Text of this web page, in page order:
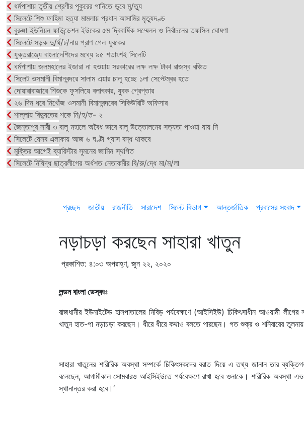
ধর্মপাশায় তৃতীয় শ্রেণীর পুকুরের পানিতে ডুবে মৃ/ত্যু
সিলেটে শিশু ফাহিমা হত্যা মামলায় প্রধান আসামির মৃত্যুদণ্ড
বুরুঙ্গা ইউনিয়ন ফাউন্ডেশন ইউকের ৫ম দ্বিবার্ষিক সম্মেলন ও নির্বাচনের তফসিল ঘোষণা
সিলেটে সড়ক দু/র্ঘ/ট/নায় প্রাণ গেল যুবকের
যুক্তরাজ্যে বাংলাদেশিদের মধ্যে ৯৫ শতাংশই সিলেটি
ধর্মপাশায় জলমহালের ইজারা না হওয়ায় সরকারের লক্ষ লক্ষ টাকা রাজস্ব বঞ্চিত
সিলেট ওসমানী বিমানবন্দরে সালাম এয়ার চালু হচ্ছে ১লা সেপ্টেম্বর হতে
দোয়ারাবাজারে শিশুকে ফুসলিয়ে বলাৎকার, যুবক গ্রেপ্তার
২৬ দিন ধরে নিখোঁজ ওসমানী বিমানবন্দরের সিকিউরিটি অফিসার
শাল্লায় বিদ্যুতের শকে নি/হ/ত- ২
জৈন্তাপুর সারী ৩ বালু মহালে অবৈধ ভাবে বালু উত্তোলনের সত্যতা পাওয়া যায় নি
সিলেটে যেসব এলাকায় আজ ৬ ঘণ্টা গ্যাস বন্ধ থাকবে
মুক্তির আগেই ব্যারিস্টার সুমনের জামিন স্থগিত
সিলেটে নিষিদ্ধ ছাত্রলীগের অর্ধশত নেতাকর্মীর বি/রু/দ্ধে মা/ম/লা
প্রচ্ছদ জাতীয় রাজনীতি সারাদেশ সিলেট বিভাগ আন্তর্জাতিক প্রবাসের সংবাদ
নড়াচড়া করছেন সাহারা খাতুন
প্রকাশিত: ৪:০৩ অপরাহ্ণ, জুন ২২, ২০২০
লন্ডন বাংলা ডেস্কঃঃ
রাজধানীর ইউনাইটেড হাসপাতালের নিবিড় পর্যবেক্ষণে (আইসিইউ) চিকিৎসাধীন আওয়ামী
খাতুন হাত-পা নড়াচড়া করছেন। ধীরে ধীরে কথাও বলতে পারছেন। গত শুক্র ও শনিবারের
সাহারা খাতুনের শারীরিক অবস্থা সম্পর্কে চিকিৎসকদের বরাত দিয়ে এ তথ্য জানান তার
বলেছেন, আগামীকাল সোমবারও আইসিইউতে পর্যবেক্ষণে রাখা হবে ওনাকে। শারীরিক অবস্থা
স্থানান্তর করা হবে।‘